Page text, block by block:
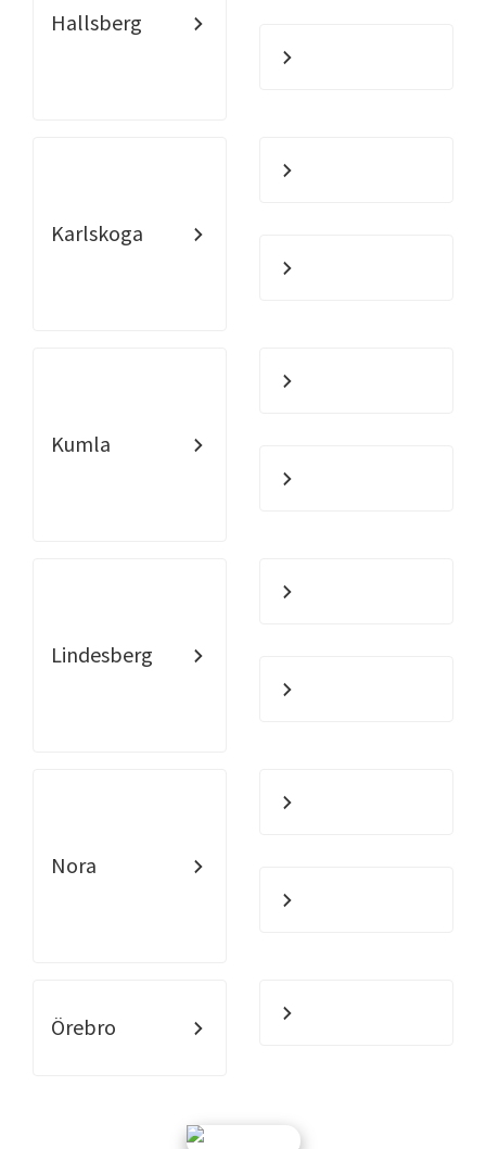
Hallsberg
Karlskoga
Kumla
Lindesberg
Nora
Örebro